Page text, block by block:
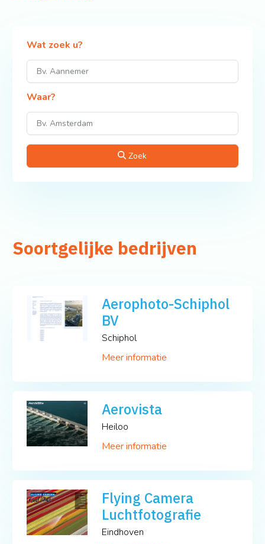
Wat zoek u?
Waar?
Zoek
Soortgelijke bedrijven
Aerophoto-Schiphol
BV
Schiphol
Meer informatie
Aerovista
Heiloo
Meer informatie
Flying Camera
Luchtfotografie
Eindhoven